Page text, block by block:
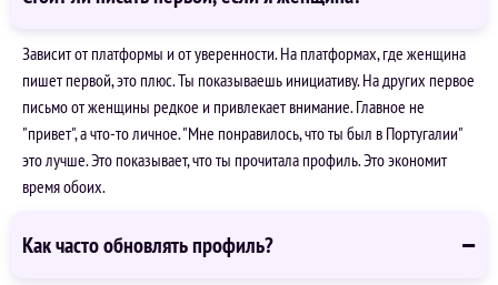
Зависит от платформы и от уверенности. На платформах, где женщина
пишет первой, это плюс. Ты показываешь инициативу. На других первое
письмо от женщины редкое и привлекает внимание. Главное не
"привет", а что-то личное. "Мне понравилось, что ты был в Португалии"
это лучше. Это показывает, что ты прочитала профиль. Это экономит
время обоих.
Как часто обновлять профиль?